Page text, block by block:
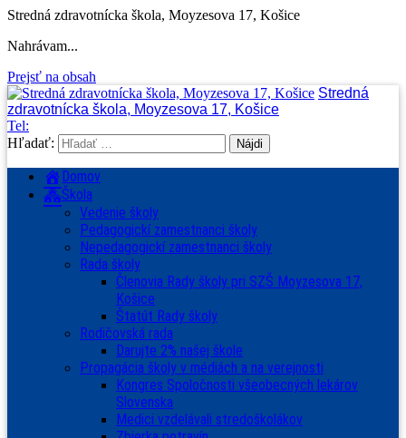
Stredná zdravotnícka škola, Moyzesova 17, Košice
Nahrávam...
Prejsť na obsah
Stredná
zdravotnícka škola, Moyzesova 17, Košice
Tel:
Hľadať:
Domov
Škola
Vedenie školy
Pedagogickí zamestnanci školy
Nepedagogickí zamestnanci školy
Rada školy
Členovia Rady školy pri SZŠ Moyzesova 17,
Košice
Štatút Rady školy
Rodičovská rada
Darujte 2% našej škole
Propagácia školy v médiách a na verejnosti
Kongres Spoločnosti všeobecných lekárov
Slovenska
Medici vzdelávali stredoškolákov